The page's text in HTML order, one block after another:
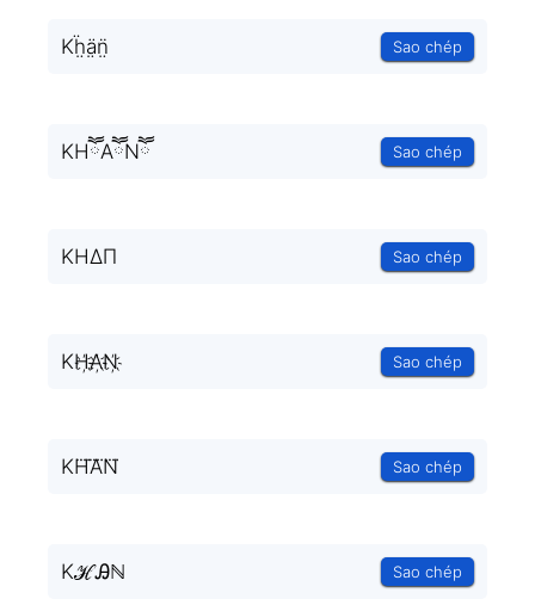
Kḧ̤ä̤n̤̈ Sao chép
KHཽAཽNཽ Sao chép
KHΔΠ Sao chép
KH҉A҉N҉ Sao chép
KH⃜A⃜N⃜ Sao chép
KℋᎯℕ Sao chép